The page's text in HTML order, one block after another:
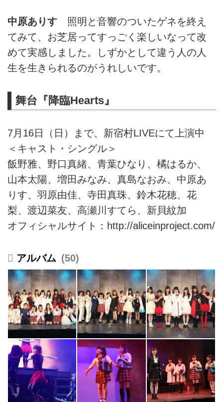
中原ありす 照明と音響のついたゲネを終え
てみて、お芝居ってすっごく楽しいなって改
めて実感しました。しずかとして違う人の人
生を生きられるのがうれしいです。
舞台『降臨Hearts』
7月16日（日）まで、新宿村LIVEにて上演中
＜キャスト・シングル＞
飯野雅、野口真緒、青葉ひなり、橘はるか、
山本太陽、増田みなみ、真島なおみ、中原あ
りす、羽原由佳、寺田真珠、鈴木花穂、花
梨、渡辺菜友、高瀬川すてら、新貝紋加
オフィシャルサイト： http://aliceinproject.com/
50